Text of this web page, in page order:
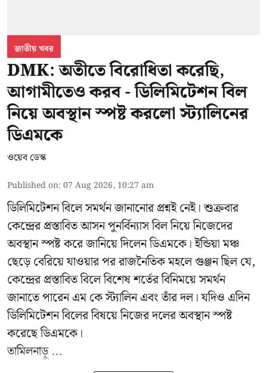
জাতীয় খবর
DMK: অতীতে বিরোধিতা করেছি,
আগামীতেও করব - ডিলিমিটেশন বিল
নিয়ে অবস্থান স্পষ্ট করলো স্ট্যালিনের
ডিএমকে
ওয়েব ডেস্ক
Published on:07 Aug 2026, 10:27 am
ডিলিমিটেশন বিলে সমর্থন জানানোর প্রশ্নই নেই। শুক্রবার
কেন্দ্রের প্রস্তাবিত আসন পুনর্বিন্যাস বিল নিয়ে নিজেদের
অবস্থান স্পষ্ট করে জানিয়ে দিলেন ডিএমকে। ইন্ডিয়া মঞ্চ
ছেড়ে বেরিয়ে যাওয়ার পর রাজনৈতিক মহলে গুঞ্জন ছিল যে,
কেন্দ্রের প্রস্তাবিত বিলে বিশেষ শর্তের বিনিময়ে সমর্থন
জানাতে পারেন এম কে স্ট্যালিন এবং তাঁর দল। যদিও এদিন
ডিলিমিটেশন বিলের বিষয়ে নিজের দলের অবস্থান স্পষ্ট
করেছে ডিএমকে।
তামিলনাড়ু ...